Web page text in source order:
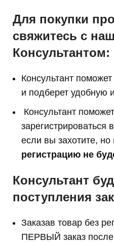
Для покупки
свяжитесь с
Консультантом:
Консультант
и подберет удобную
Консультант
зарегистрироваться
если вы захотите, но
регистрацию не
Консультант
поступления
Заказав товар без
ПЕРВЫЙ заказ после